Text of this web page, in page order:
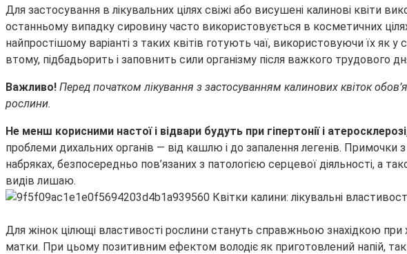
Для застосування в лікувальних цілях свіжі або висушені калинові квіти
останньому випадку сировину часто використовується в косметичних
найпростішому варіанті з таких квітів готують чаї, використовуючи їх
втому, підбадьорить і заповнить сили організму після важкого трудового
Важливо! Перед початком лікування з застосуванням калинових квіток
рослини.
Не менш корисними настої і відвари будуть при гіпертонії і
проблеми дихальних органів — від кашлю і до запалення легенів.
набряках, безпосередньо пов’язаних з патологією серцевої діяльності, а
видів лишаю.
Для жінок цілющі властивості рослини стануть справжньою знахідкою
матки. При цьому позитивним ефектом володіє як приготовлений напій, так